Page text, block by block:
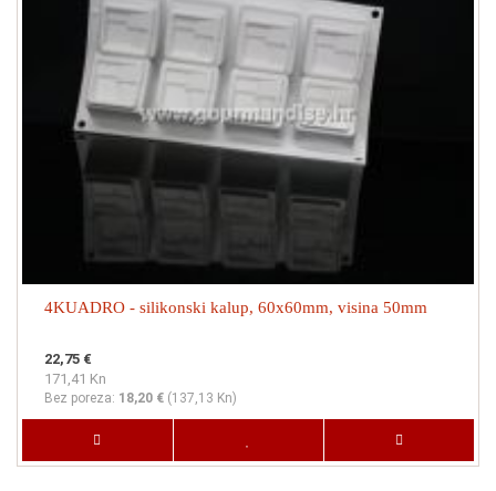
4KUADRO - silikonski kalup, 60x60mm, visina 50mm
22,75 €
171,41 Kn
Bez poreza: 18,20 € (137,13 Kn)